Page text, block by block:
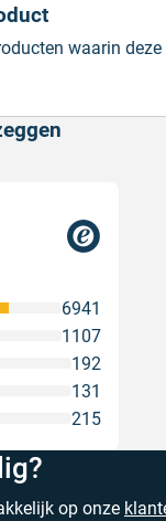
waarin
215
131
192
1107
6941
op onze